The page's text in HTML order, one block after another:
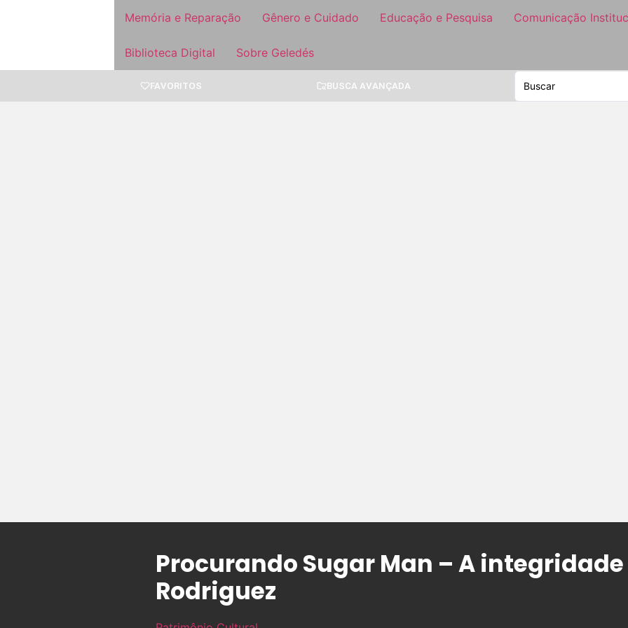
Memória e Reparação Gênero e Cuidado Educação e Pesquisa Comunicação
Biblioteca Digital Sobre Geledés
FAVORITOS BUSCA AVANÇADA
Procurando Sugar Man – A integridade
Rodriguez